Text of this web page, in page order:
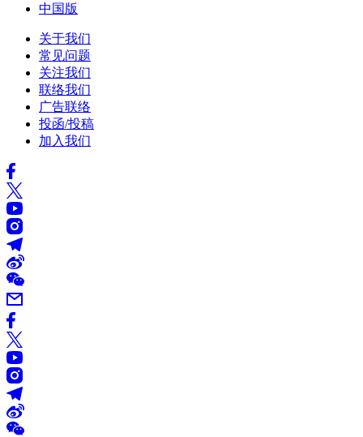
中国版
关于我们
常见问题
关注我们
联络我们
广告联络
投函/投稿
加入我们